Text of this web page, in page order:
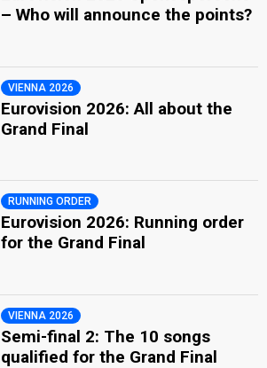
– Who will announce the points?
VIENNA 2026
Eurovision 2026: All about the
Grand Final
RUNNING ORDER
Eurovision 2026: Running order
for the Grand Final
VIENNA 2026
Semi-final 2: The 10 songs
qualified for the Grand Final